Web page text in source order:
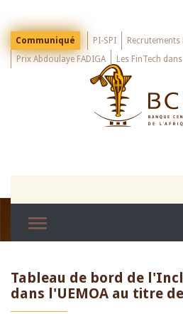
mainMenu
Top
Communiqué PI-SPI Recrutements
Prix Abdoulaye FADIGA
Les FinTech
Tableau de bord de
dans l'UEMOA au titre